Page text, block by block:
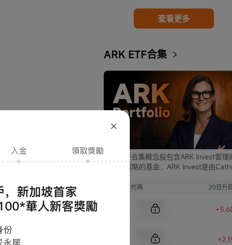
入任何證券、
查看更多
ARK ETF合集
ARK ETF合集概念股包含ARK Invest管理
支不同策略的基金，ARK Invest是由
代碼 20日升